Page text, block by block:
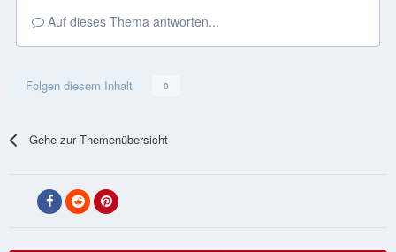
Auf dieses Thema antworten...
Folgen diesem Inhalt 0
Gehe zur Themenübersicht